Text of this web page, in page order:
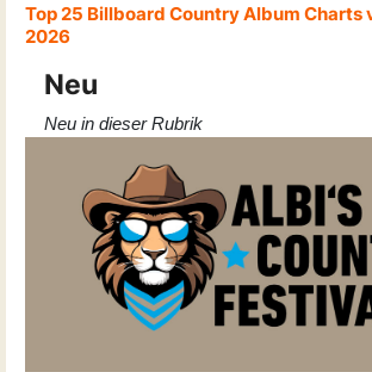
Top 25 Billboard Country Album Charts
2026
Neu
Neu in dieser Rubrik